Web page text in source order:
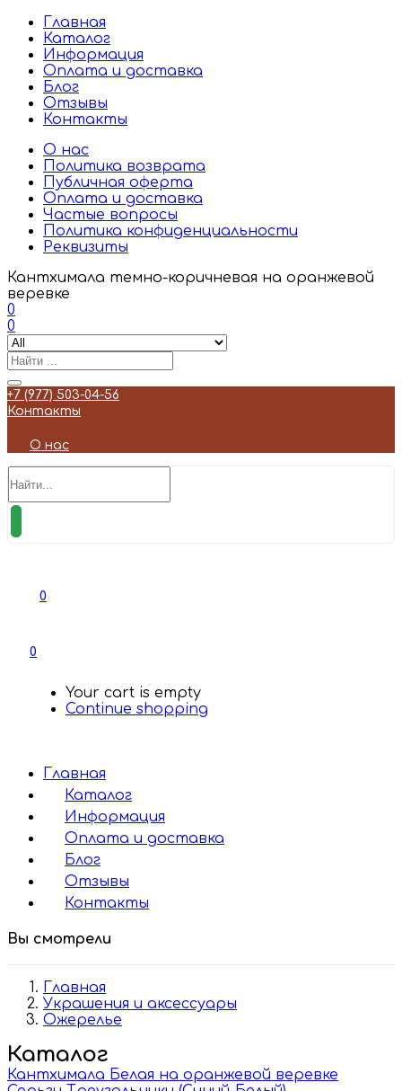
Главная
Каталог
Информация
Оплата и доставка
Блог
Отзывы
Контакты
О нас
Политика возврата
Публичная оферта
Оплата и доставка
Частые вопросы
Политика конфиденциальности
Реквизиты
Кантхимала темно-коричневая на оранжевой
веревке
0
0
+7 (977) 503-04-56
Контакты
О нас
0
0
Your cart is empty
Continue shopping
Главная
Каталог
Информация
Оплата и доставка
Блог
Отзывы
Контакты
Вы смотрели
Главная
Украшения и аксессуары
Ожерелье
Каталог
Кантхимала Белая на оранжевой веревке